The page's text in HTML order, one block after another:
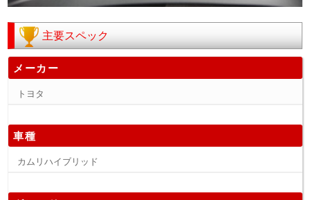
主要スペック
メーカー
トヨタ
車種
カムリハイブリッド